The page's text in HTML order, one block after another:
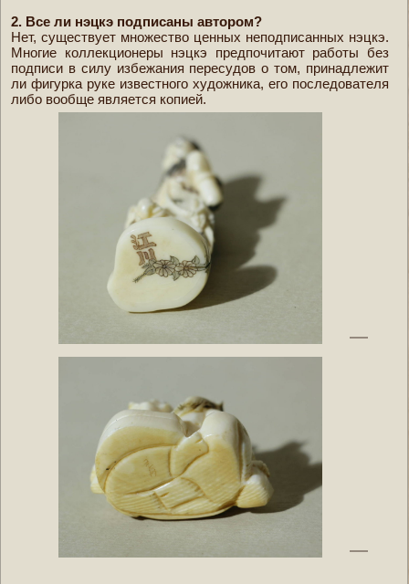
2. Все ли нэцкэ подписаны автором?
Нет, существует множество ценных неподписанных нэцкэ.
Многие коллекционеры нэцкэ предпочитают работы без
подписи в силу избежания пересудов о том, принадлежит
ли фигурка руке известного художника, его последователя
либо вообще является копией.